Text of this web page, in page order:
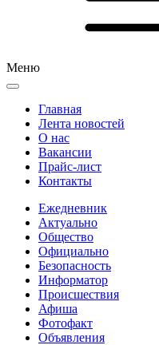
Меню
Главная
Лента новостей
О нас
Вакансии
Прайс-лист
Контакты
Ежедневник
Актуально
Общество
Официально
Безопасность
Информатор
Происшествия
Афиша
Фотофакт
Объявления